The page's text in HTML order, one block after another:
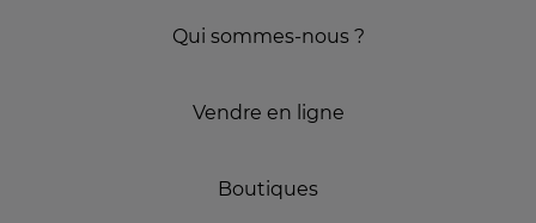
Qui sommes-nous ?
Vendre en ligne
Boutiques